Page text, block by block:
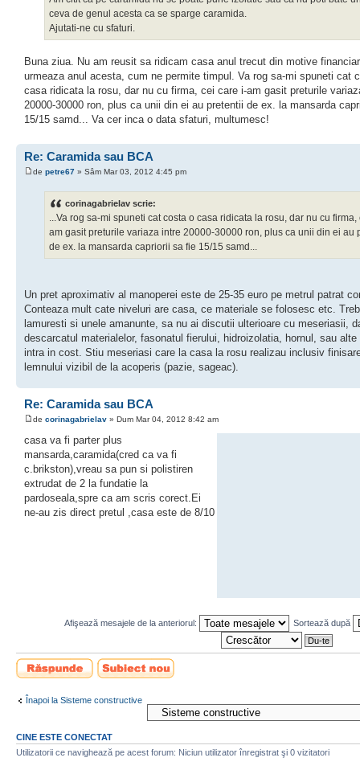
ceva de genul acesta ca se sparge caramida.
Ajutati-ne cu sfaturi.
Buna ziua. Nu am reusit sa ridicam casa anul trecut din motive
urmeaza anul acesta, cum ne permite timpul. Va rog sa-mi spuneti cat
casa ridicata la rosu, dar nu cu firma, cei care i-am gasit preturile
20000-30000 ron, plus ca unii din ei au pretentii de ex. la mansarda
15/15 samd... Va cer inca o data sfaturi, multumesc!
Re: Caramida sau BCA
de petre67 » Sâm Mar 03, 2012 4:45 pm
corinagabrielav scrie:
...Va rog sa-mi spuneti cat costa o casa ridicata la rosu, dar nu cu
am gasit preturile variaza intre 20000-30000 ron, plus ca unii din ei au
de ex. la mansarda capriorii sa fie 15/15 samd...
Un pret aproximativ al manoperei este de 25-35 euro pe metrul patrat
Conteaza mult cate niveluri are casa, ce materiale se folosesc etc.
lamuresti si unele amanunte, sa nu ai discutii ulterioare cu meseriasii,
descarcatul materialelor, fasonatul fierului, hidroizolatia, hornul, sau alte
intra in cost. Stiu meseriasi care la casa la rosu realizau inclusiv
lemnului vizibil de la acoperis (pazie, sageac).
Re: Caramida sau BCA
de corinagabrielav » Dum Mar 04, 2012 8:42 am
casa va fi parter plus
mansarda,caramida(cred ca va fi
c.brikston),vreau sa pun si polistiren
extrudat de 2 la fundatie la
pardoseala,spre ca am scris corect.Ei
ne-au zis direct pretul ,casa este de 8/10
Afişează mesajele de la anteriorul: Sortează după
Scrie un răspuns
Scrie un subiect
nou
Înapoi la Sisteme constructive
CINE ESTE CONECTAT
Utilizatorii ce navighează pe acest forum: Niciun utilizator înregistrat şi 0 vizitatori